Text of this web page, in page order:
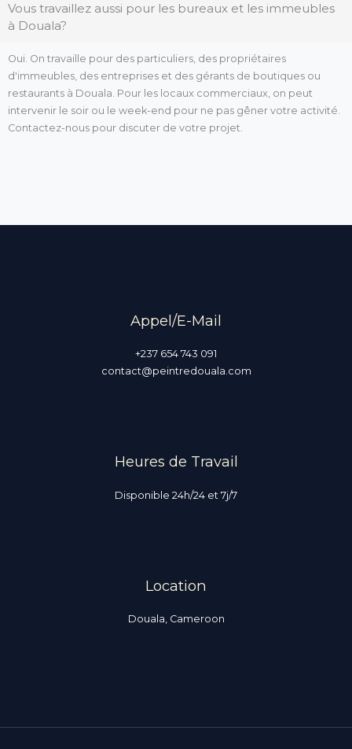
Vous travaillez aussi pour les bureaux et les immeubles
à Douala?
Oui. On travaille pour des particuliers, des propriétaires
d'immeubles, des entreprises et des gérants de boutiques ou
restaurants à Douala. Pour les locaux commerciaux, on peut
intervenir le soir ou le week-end pour ne pas gêner votre activité.
Contactez-nous pour discuter de votre projet.
Appel/E-Mail
+237 654 743 091
contact@peintredouala.com
Heures de Travail
Disponible 24h/24 et 7j/7
Location
Douala, Cameroon